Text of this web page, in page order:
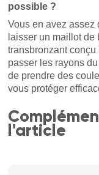
possible ?
Vous en avez assez
laisser un maillot
transbronzant conçu
passer les rayons
de prendre des
vous protéger
l'article